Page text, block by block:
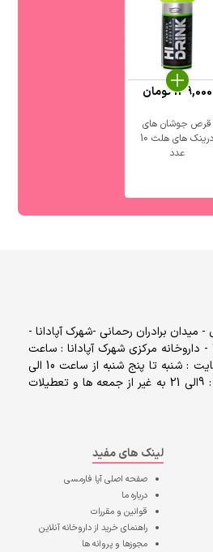
قرص جوشان های
درینک های هلث 10
عدد
149,000تومان
میدان برادران رحمانی -شهرک آپادانا -
پاساژگل مریم - پلاک 1/32 - داروخانه مرکزی شهرک آپادانا : ساعت
کاری داروخانه پشتیبانی سایت : شنبه تا پنج شنبه از ساعت 10 الی
20 . ساعت کاری داروخانه : 9الی 21 به غیر از جمعه ها و تعطیلات
لینک های مفید
صفحه اصلیآپا فارمسی
درباره ما
قوانین و مقررات
راهنمای خرید از داروخانه آنلاین
مجوزها و پروانه ها